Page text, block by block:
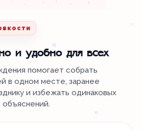
и удобно для всех
помогает собрать
в одном месте, заранее
и избежать одинаковых
объяснений.